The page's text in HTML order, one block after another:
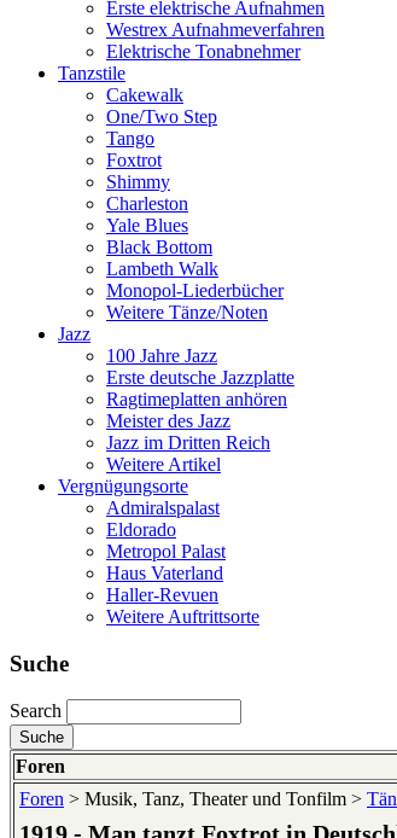
Erste elektrische Aufnahmen
Westrex Aufnahmeverfahren
Elektrische Tonabnehmer
Tanzstile
Cakewalk
One/Two Step
Tango
Foxtrot
Shimmy
Charleston
Yale Blues
Black Bottom
Lambeth Walk
Monopol-Liederbücher
Weitere Tänze/Noten
Jazz
100 Jahre Jazz
Erste deutsche Jazzplatte
Ragtimeplatten anhören
Meister des Jazz
Jazz im Dritten Reich
Weitere Artikel
Vergnügungsorte
Admiralspalast
Eldorado
Metropol Palast
Haus Vaterland
Haller-Revuen
Weitere Auftrittsorte
Suche
Search
Foren
Foren > Musik, Tanz, Theater und Tonfilm >